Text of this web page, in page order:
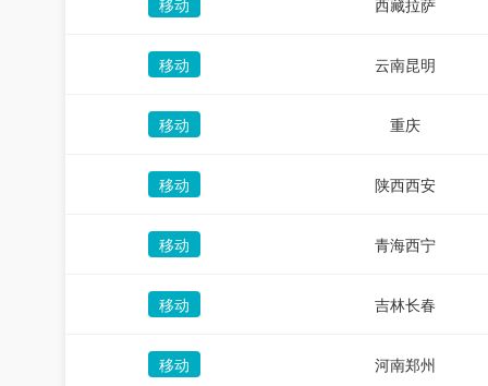
移动 西藏拉萨
移动 云南昆明
移动 重庆
移动 陕西西安
移动 青海西宁
移动 吉林长春
移动 河南郑州